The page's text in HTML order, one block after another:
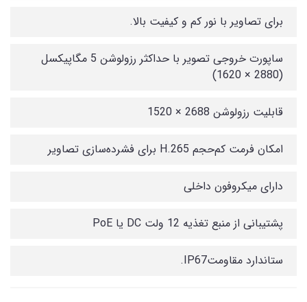
برای تصاویر با نور کم و کیفیت بالا.
ساپورت خروجی تصویر با حداکثر رزولوشن 5 مگاپیکسل
(2880 × 1620)
قابلیت رزولوشن 2688 × 1520
امکان فرمت کم‌حجم H.265 برای فشرده‌سازی تصاویر
دارای میکروفون داخلی
پشتیبانی از منبع تغذیه 12 ولت DC یا PoE
ستاندارد مقاومتIP67.